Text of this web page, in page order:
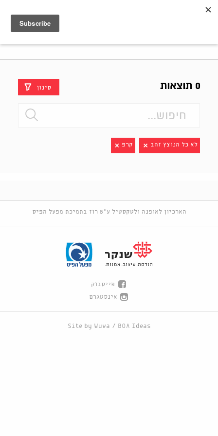
0 תוצאות סינון
לא כל הנוצץ זהב קרפ
הארכיון לאופנה ולטקסטיל ע"ש רוז בתמיכת מפעל הפיס
פייסבוק
אינסטגרם
Site by Wuwa / BOA Ideas